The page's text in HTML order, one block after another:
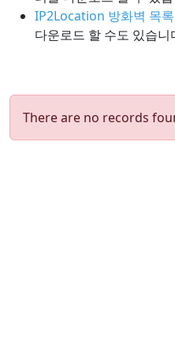
IP2Location 방화벽 목록
다운로드 할 수도 있습니
There are no records